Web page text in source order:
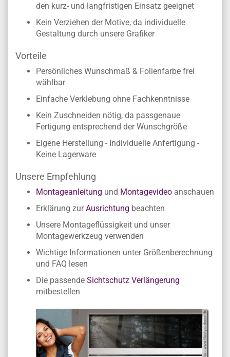
den kurz- und langfristigen Einsatz geeignet
Kein Verziehen der Motive, da individuelle
Gestaltung durch unsere Grafiker
Vorteile
Persönliches Wunschmaß & Folienfarbe frei
wählbar
Einfache Verklebung ohne Fachkenntnisse
Kein Zuschneiden nötig, da passgenaue
Fertigung entsprechend der Wunschgröße
Eigene Herstellung - Individuelle Anfertigung -
Keine Lagerware
Unsere Empfehlung
Montageanleitung und Montagevideo anschauen
Erklärung zurAusrichtung beachten
Unsere Montageflüssigkeit und unser
Montagewerkzeug verwenden
Wichtige Informationen unter Größenberechnung
und FAQ lesen
Die passende Sichtschutz Verlängerung
mitbestellen